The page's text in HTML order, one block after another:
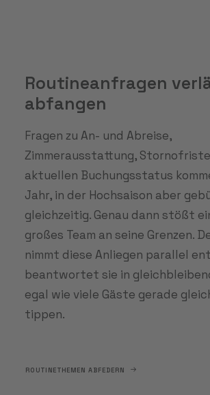
Routineanfragen
abfangen
Fragen zu An- und Abreise,
Zimmerausstattung,
aktuellen Buchungsstatus
Jahr, in der Hochsaison aber
gleichzeitig. Genau dann stößt
großes Team an seine Grenzen.
nimmt diese Anliegen parallel
beantwortet sie in
egal wie viele Gäste gerade
tippen.
ROUTINETHEMEN ABFEDERN